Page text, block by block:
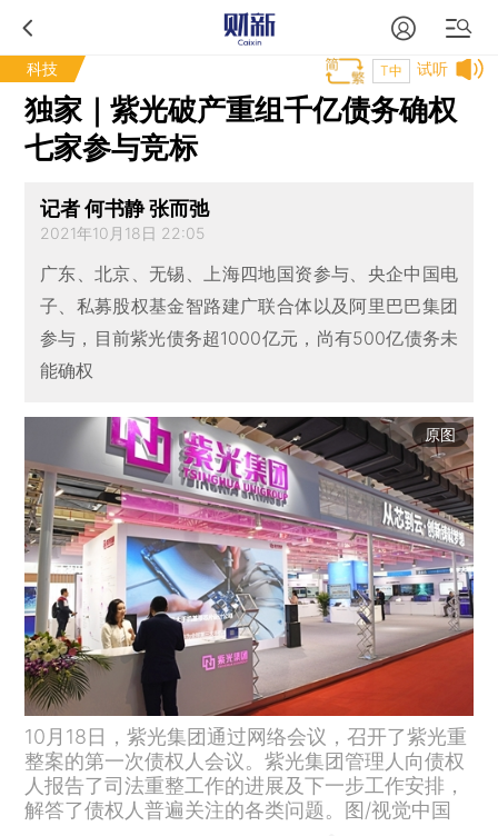
科技 试听
T中
独家｜紫光破产重组千亿债务确权
七家参与竞标
记者 何书静 张而弛
2021年10月18日 22:05
广东、北京、无锡、上海四地国资参与、央企中国电
子、私募股权基金智路建广联合体以及阿里巴巴集团
参与，目前紫光债务超1000亿元，尚有500亿债务未
能确权
原图
10月18日，紫光集团通过网络会议，召开了紫光重
整案的第一次债权人会议。紫光集团管理人向债权
人报告了司法重整工作的进展及下一步工作安排，
解答了债权人普遍关注的各类问题。图/视觉中国